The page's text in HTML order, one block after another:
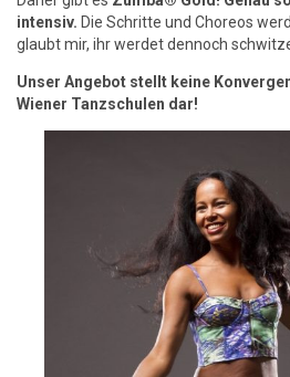
intensiv. Die Schritte und Choreos
glaubt mir, ihr werdet dennoch
Unser Angebot stellt keine
Wiener Tanzschulen dar!